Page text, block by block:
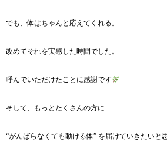
でも、体はちゃんと応えてくれる。
改めてそれを実感した時間でした。
呼んでいただけたことに感謝です
そして、もっとたくさんの方に
“がんばらなくても動ける体” を届けていきたいと